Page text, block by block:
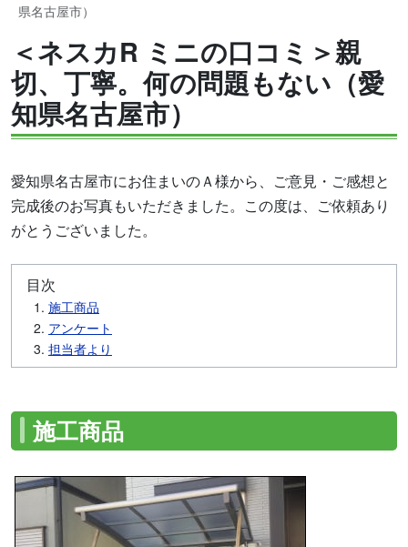
県名古屋市）
＜ネスカR ミニの口コミ＞親
切、丁寧。何の問題もない（愛
知県名古屋市）
愛知県名古屋市にお住まいのＡ様から、ご意見・ご感想と
完成後のお写真もいただきました。この度は、ご依頼あり
がとうございました。
目次
施工商品
アンケート
担当者より
施工商品